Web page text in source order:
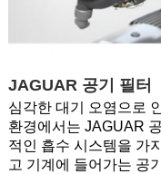
JAGUAR 공기 필터
심각한 대기 오염으로
환경에서는 JAGUAR
적인 흡수 시스템을 가
고 기계에 들어가는 공